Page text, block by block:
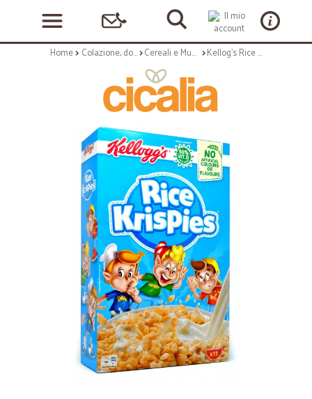
Home Colazione, dolciumi e snack Cereali e Muesli Kellog's Rice Krispies gr.340